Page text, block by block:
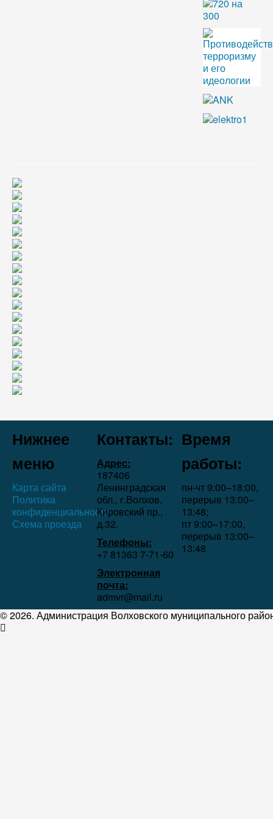
Нижнее
меню
Карта сайта
Политика
конфиденциальности
Схема проезда
Контакты:
Адрес:
187406
Ленинградская
обл., г.Волхов,
Кировский пр.,
д.32.
Телефоны:
+7 81363 7‑71-60
Электронная
почта:
admvr@mail.ru
Время
работы:
пн-чт 9:00–18:00,
перерыв 13:00–
13:48;
пт 9:00–17:00,
перерыв 13:00–
13:48
© 2026. Администрация Волховского муниципального